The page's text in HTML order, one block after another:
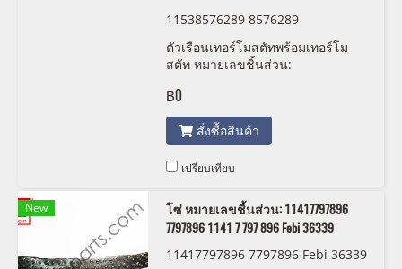
11538576289 8576289
ตัวเรือนเทอร์โมสตัทพร้อมเทอร์โม
สตัท หมายเลขชิ้นส่วน:
576 289
฿0
สั่งซื้อสินค้า
เปรียบเทียบ
New
โซ่ หมายเลขชิ้นส่วน: 11417797896
7797896 1141 7 797 896 Febi 36339
11417797896 7797896 Febi 36339